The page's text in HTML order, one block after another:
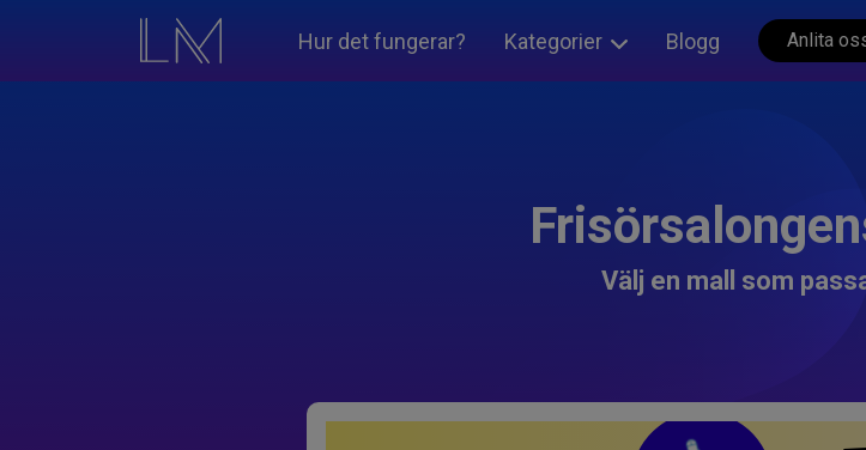
Hur det fungerar? Kategorier Blogg Anlita
Välj en mall som